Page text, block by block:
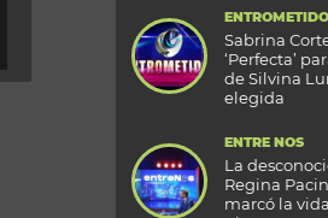
Sabrina
‘Perfecta’
de Silvina
elegida
ENTRE NOS
La
Regina
marcó la